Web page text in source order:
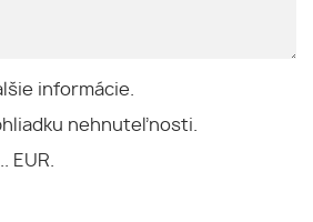
informácie.
nehnuteľnosti.
EUR.